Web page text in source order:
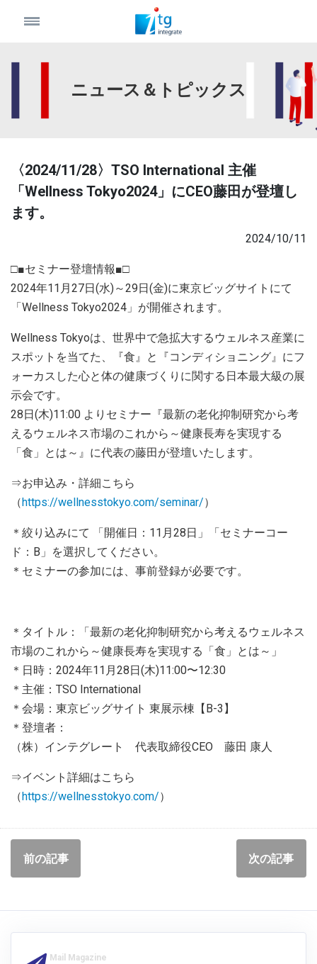
ニュース＆トピックス
〈2024/11/28〉TSO International 主催
「Wellness Tokyo2024」にCEO藤田が登壇し
ます。
2024/10/11
□■セミナー登壇情報■□
2024年11月27日(水)～29日(金)に東京ビッグサイトにて
「Wellness Tokyo2024」が開催されます。
Wellness Tokyoは、世界中で急拡大するウェルネス産業に
スポットを当てた、『食』と『コンディショニング』にフ
ォーカスした心と体の健康づくりに関する日本最大級の展
示会です。
28日(木)11:00 よりセミナー『最新の老化抑制研究から考
えるウェルネス市場のこれから～健康長寿を実現する
「食」とは～』に代表の藤田が登壇いたします。
⇒お申込み・詳細こちら
（https://wellnesstokyo.com/seminar/）
＊絞り込みにて 「開催日：11月28日」「セミナーコー
ド：B」を選択してください。
＊セミナーの参加には、事前登録が必要です。
＊タイトル：「最新の老化抑制研究から考えるウェルネス
市場のこれから～健康長寿を実現する「食」とは～」
＊日時：2024年11月28日(木)11:00〜12:30
＊主催：TSO International
＊会場：東京ビッグサイト 東展示棟【B-3】
＊登壇者：
（株）インテグレート 代表取締役CEO 藤田 康人
⇒イベント詳細はこちら
（https://wellnesstokyo.com/）
前の記事 次の記事
Mail Magazine